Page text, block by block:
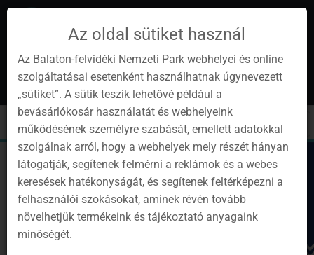
Instagram
YoutubeFacebookProgramok
Newsletter
en
Toggle
cart
Toggle
navigation
Sign
in
Az oldal sütiket használ
Az Balaton-felvidéki Nemzeti Park webhelyei és online
szolgáltatásai esetenként használhatnak úgynevezett
„sütiket”. A sütik teszik lehetővé például a
bevásárlókosár használatát és webhelyeink
működésének személyre szabását, emellett adatokkal
szolgálnak arról, hogy a webhelyek mely részét hányan
látogatják, segítenek felmérni a reklámok és a webes
keresések hatékonyságát, és segítenek feltérképezni a
felhasználói szokásokat, aminek révén tovább
növelhetjük termékeink és tájékoztató anyagaink
minőségét.